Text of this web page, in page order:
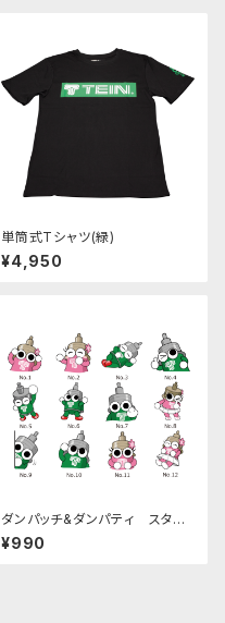
単筒式Tシャツ(緑)
¥4,950
ダンパッチ&ダンパティ スタン
プステッカー 全12種
¥990